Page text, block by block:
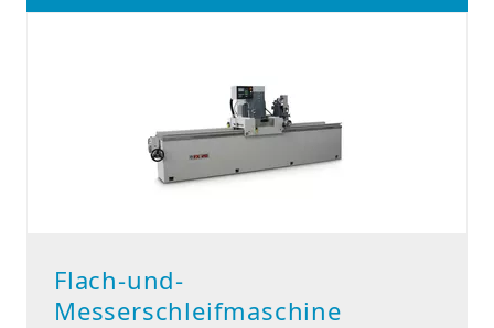
Flach-und-
Messerschleifmaschine